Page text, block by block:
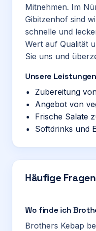
Mitnehmen. Im
Gibitzenhof sind
schnelle und
Wert auf Qualität
Sie uns und
Unsere Leistungen
Zubereitung
Angebot von
Frische Salate
Softdrinks und
Häufige Fragen
Wo finde ich
Brothers Kebap